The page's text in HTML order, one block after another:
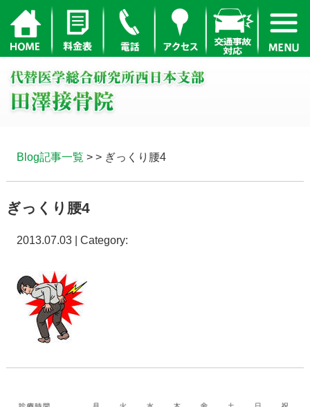
Blog記事一覧 > > ぎっくり腰4
ぎっくり腰4
2013.07.03 | Category: